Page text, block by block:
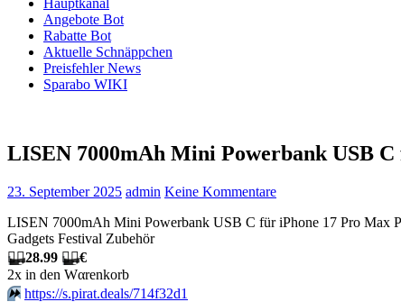
Hauptkanal
Angebote Bot
Rabatte Bot
Aktuelle Schnäppchen
Preisfehler News
Sparabo WIKI
LISEN 7000mAh Mini Powerbank USB
23. September 2025 admin Keine Kommentare
LISEN 7000mAh Mini Powerbank USB C für iPhone 17 Pro Max
Gadgets Festival Zubehör
🏴‍☠️28.99 🏴‍☠️€
2x in dеn Wαrеnkοrb
⏩️ https://s.pirat.deals/714f32d1